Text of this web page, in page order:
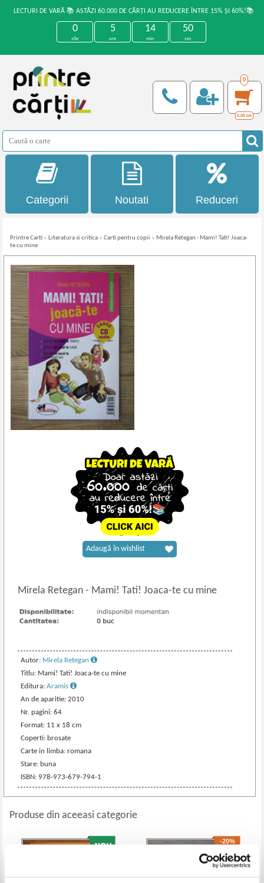
LECTURI DE VARĂ 📚 ASTĂZI 60.000 DE CĂRȚI AU REDUCERE ÎNTRE 15% ȘI 60%!📚
0
zile
5
ore
14
min
49
sec
0
0,00 Lei
Categorii Noutati Reduceri
Printre Carti » Literatura si critica »Carti pentru copii » Mirela Retegan - Mami! Tati! Joaca-
te cu mine
Mirela Retegan- Mami! Tati! Joaca-te cu mine
Autor: Mirela Retegan
Titlu: Mami! Tati! Joaca-te cu mine
Editura:Aramis
An de aparitie: 2010
Nr. pagini: 64
Format: 11 x 18 cm
Coperti: brosate
Carte in limba: romana
Stare: buna
ISBN: 978-973-679-794-1
Adaugă în wishlist
Produse din aceeasi categorie
-20%